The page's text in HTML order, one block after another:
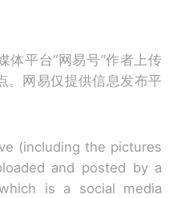
体平台“网易号”作者上传
。网易仅提供信息发布平
(including the pictures
and posted by a
is a social media